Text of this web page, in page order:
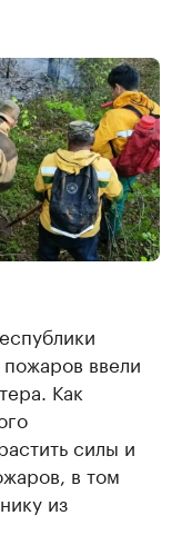
ввели
Как
силы и
в том
из